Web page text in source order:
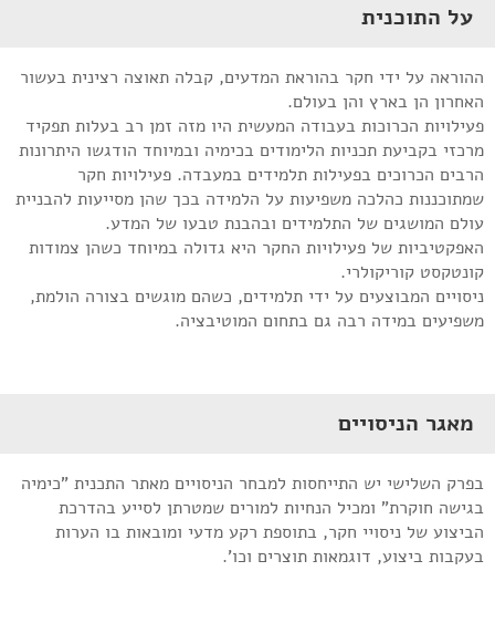
על התוכנית
ההוראה על ידי חקר בהוראת המדעים, קבלה תאוצה רצינית בעשור
האחרון הן בארץ והן בעולם.
פעילויות הכרוכות בעבודה המעשית היו מזה זמן רב בעלות תפקיד
מרכזי בקביעת תכניות הלימודים בכימיה ובמיוחד הודגשו היתרונות
הרבים הכרוכים בפעילות תלמידים במעבדה. פעילויות חקר
שמתוכננות כהלכה משפיעות על הלמידה בכך שהן מסייעות להבניית
עולם המושגים של התלמידים ובהבנת טבעו של המדע.
האפקטיביות של פעילויות החקר היא גדולה במיוחד כשהן צמודות
קונטקסט קוריקולרי.
ניסויים המבוצעים על ידי תלמידים, כשהם מוגשים בצורה הולמת,
משפיעים במידה רבה גם בתחום המוטיבציה.
מאגר הניסויים
בפרק השלישי יש התייחסות למבחר הניסויים מאתר התכנית "כימיה
בגישה חוקרת" ומכיל הנחיות למורים שמטרתן לסייע בהדרכת
הביצוע של ניסויי חקר, בתוספת רקע מדעי ומובאות בו הערות
בעקבות ביצוע, דוגמאות תוצרים וכו'.